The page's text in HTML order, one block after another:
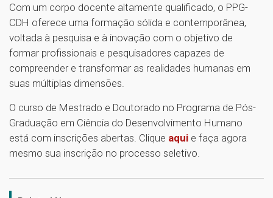
Com um corpo docente altamente qualificado, o PPG-
CDH oferece uma formação sólida e contemporânea,
voltada à pesquisa e à inovação com o objetivo de
formar profissionais e pesquisadores capazes de
compreender e transformar as realidades humanas em
suas múltiplas dimensões.
O curso de Mestrado e Doutorado no Programa de Pós-
Graduação em Ciência do Desenvolvimento Humano
está com inscrições abertas. Clique aqui e faça agora
mesmo sua inscrição no processo seletivo.
1